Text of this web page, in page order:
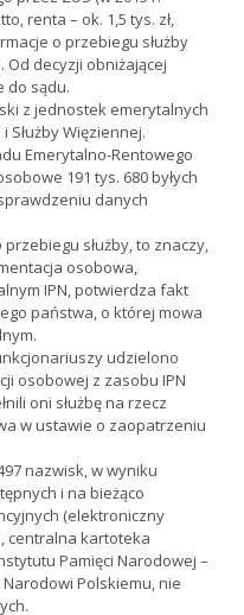
renta – ok. 1,5 tys. zł,
o przebiegu służby
decyzji obniżającej
do sądu.
z jednostek emerytalnych
Więziennej.
Emerytalno-Rentowego
191 tys. 680 byłych
danych
służby, to znaczy,
osobowa,
IPN, potwierdza fakt
państwa, o której mowa
udzielono
osobowej z zasobu IPN
oni służbę na rzecz
w ustawie o zaopatrzeniu
nazwisk, w wyniku
i na bieżąco
(elektroniczny
centralna kartoteka
Pamięci Narodowej –
Polskiemu, nie